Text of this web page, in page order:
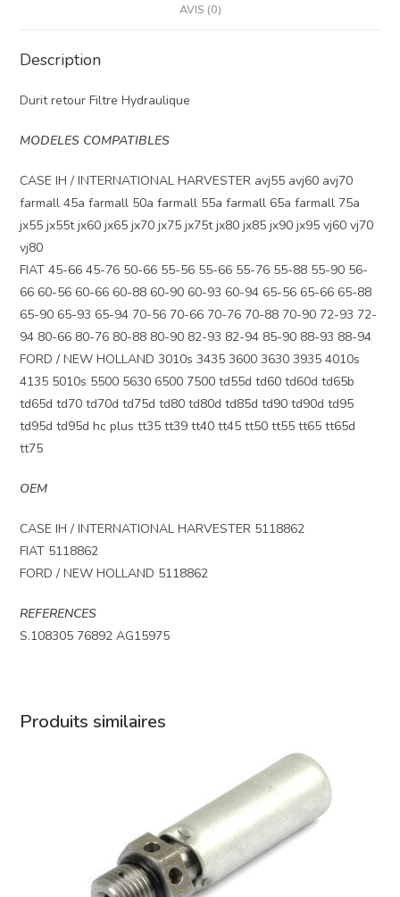
AVIS (0)
Description
Durit retour Filtre Hydraulique
MODELES COMPATIBLES
CASE IH / INTERNATIONAL HARVESTER avj55 avj60 avj70
farmall 45a farmall 50a farmall 55a farmall 65a farmall 75a
jx55 jx55t jx60 jx65 jx70 jx75 jx75t jx80 jx85 jx90 jx95 vj60 vj70
vj80
FIAT 45-66 45-76 50-66 55-56 55-66 55-76 55-88 55-90 56-
66 60-56 60-66 60-88 60-90 60-93 60-94 65-56 65-66 65-88
65-90 65-93 65-94 70-56 70-66 70-76 70-88 70-90 72-93 72-
94 80-66 80-76 80-88 80-90 82-93 82-94 85-90 88-93 88-94
FORD / NEW HOLLAND 3010s 3435 3600 3630 3935 4010s
4135 5010s 5500 5630 6500 7500 td55d td60 td60d td65b
td65d td70 td70d td75d td80 td80d td85d td90 td90d td95
td95d td95d hc plus tt35 tt39 tt40 tt45 tt50 tt55 tt65 tt65d
tt75
OEM
CASE IH / INTERNATIONAL HARVESTER 5118862
FIAT 5118862
FORD / NEW HOLLAND 5118862
REFERENCES
S.108305 76892 AG15975
Produits similaires